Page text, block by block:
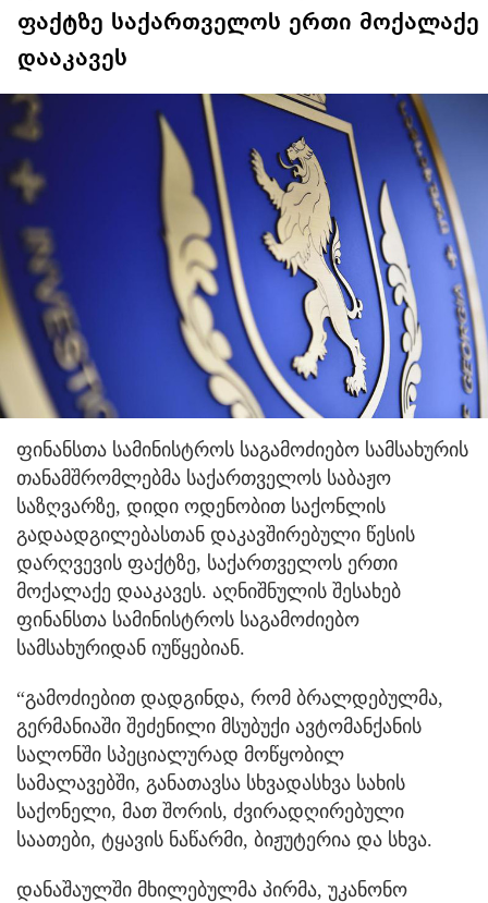
ფაქტზე საქართველოს ერთი მოქალაქე
დააკავეს
ფინანსთა სამინისტროს საგამოძიებო სამსახურის
თანამშრომლებმა საქართველოს საბაჟო
საზღვარზე, დიდი ოდენობით საქონლის
გადაადგილებასთან დაკავშირებული წესის
დარღვევის ფაქტზე, საქართველოს ერთი
მოქალაქე დააკავეს. აღნიშნულის შესახებ
ფინანსთა სამინისტროს საგამოძიებო
სამსახურიდან იუწყებიან.
“გამოძიებით დადგინდა, რომ ბრალდებულმა,
გერმანიაში შეძენილი მსუბუქი ავტომანქანის
სალონში სპეციალურად მოწყობილ
სამალავებში, განათავსა სხვადასხვა სახის
საქონელი, მათ შორის, ძვირადღირებული
საათები, ტყავის ნაწარმი, ბიჟუტერია და სხვა.
დანაშაულში მხილებულმა პირმა, უკანონო